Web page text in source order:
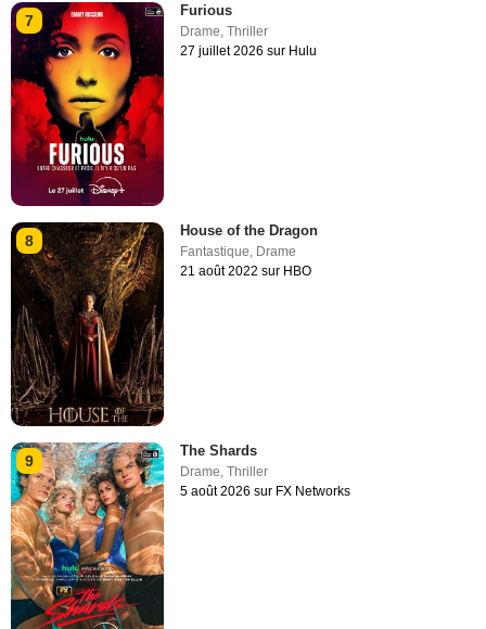
7
Furious
Drame ,Thriller
27 juillet 2026 sur Hulu
8
House of the Dragon
Fantastique, Drame
21 août 2022 sur HBO
9
The Shards
Drame,Thriller
5 août 2026 sur FX Networks